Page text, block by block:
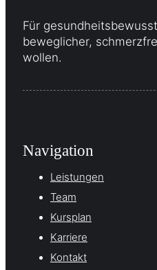
Für
beweglicher,
wollen.
Navigation
Leistungen
Team
Kursplan
Karriere
Kontakt